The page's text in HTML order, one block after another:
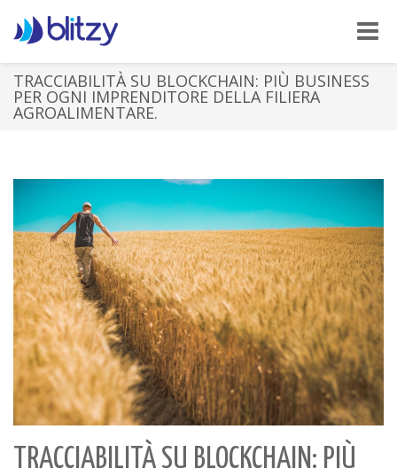
Toggle
TRACCIABILITÀ SU BLOCKCHAIN: PIÙ BUSINESS
PER OGNI IMPRENDITORE DELLA FILIERA
AGROALIMENTARE.
TRACCIABILITÀ SU BLOCKCHAIN: PIÙ